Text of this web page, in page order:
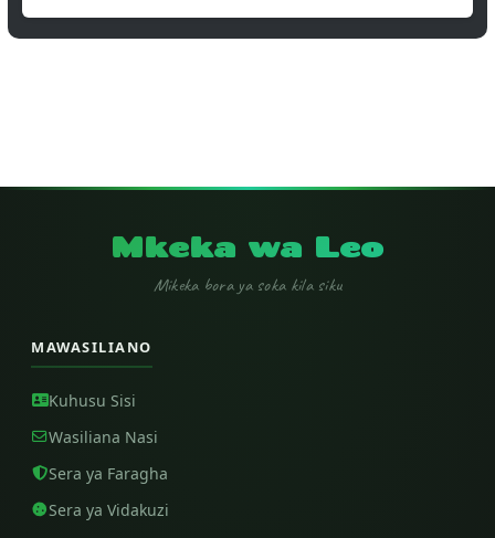
Mkeka wa Leo
Mikeka bora ya soka kila siku
MAWASILIANO
Kuhusu Sisi
Wasiliana Nasi
Sera ya Faragha
Sera ya Vidakuzi